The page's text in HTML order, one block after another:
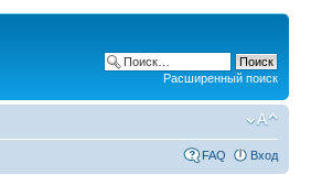
Расширенный поиск
FAQ Вход